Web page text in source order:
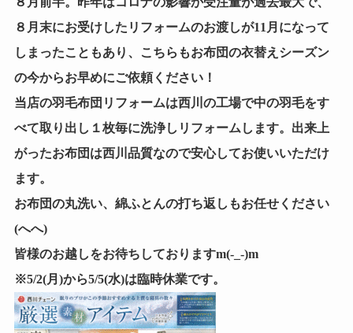
８月末にお受けしたリフォームのお渡しが11月になって
しまったこともあり、こちらもお布団の衣替えシーズン
の今からお早めにご依頼ください！
当店の羽毛布団リフォームは西川の工場で中の羽毛をす
べて取り出し１枚毎に洗浄しリフォームします。出来上
がったお布団は西川品質なので安心してお使いいただけ
ます。
お布団の丸洗い、綿ふとんの打ち返しもお任せください
(へへ)
皆様のお越しをお待ちしておりますm(-_-)m
※5/2(月)から5/5(水)は臨時休業です。